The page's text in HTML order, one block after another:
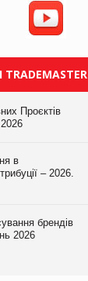
Проєктів
в
– 2026.
брендів
2026